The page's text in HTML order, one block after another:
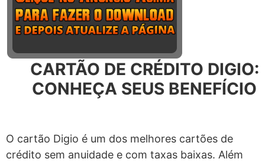
CARTÃO DE CRÉDITO DIGIO:
CONHEÇA SEUS BENEFÍCIO
O cartão Digio é um dos melhores cartões de
crédito sem anuidade e com taxas baixas. Além